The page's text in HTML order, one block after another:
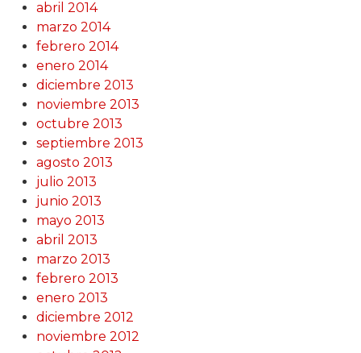
abril 2014
marzo 2014
febrero 2014
enero 2014
diciembre 2013
noviembre 2013
octubre 2013
septiembre 2013
agosto 2013
julio 2013
junio 2013
mayo 2013
abril 2013
marzo 2013
febrero 2013
enero 2013
diciembre 2012
noviembre 2012